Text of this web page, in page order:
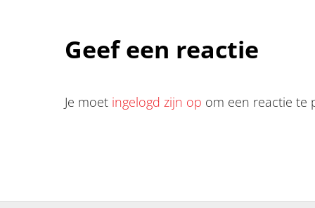
Geef een reactie
Je moet ingelogd zijn op om een reactie te